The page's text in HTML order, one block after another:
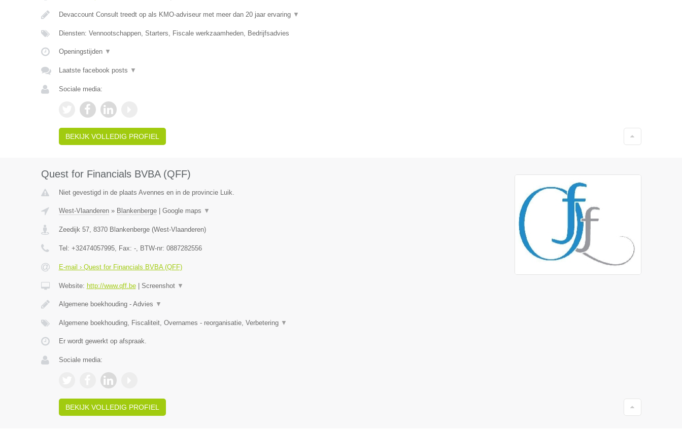
Devaccount Consult treedt op als KMO-adviseur met meer dan 20 jaar ervaring ▼
Diensten: Vennootschappen, Starters, Fiscale werkzaamheden, Bedrijfsadvies
Openingstijden ▼
Laatste facebook posts ▼
Sociale media:
BEKIJK VOLLEDIG PROFIEL
Quest for Financials BVBA (QFF)
Niet gevestigd in de plaats Avennes en in de provincie Luik.
West-Vlaanderen» Blankenberge| Google maps ▼
Zeedijk 57, 8370 Blankenberge(West-Vlaanderen)
Tel: +32474057995, Fax: -, BTW-nr: 0887282556
E-mail › Quest for Financials BVBA (QFF)
Website: http://www.qff.be| Screenshot ▼
Algemene boekhouding - Advies ▼
Algemene boekhouding, Fiscaliteit, Overnames - reorganisatie, Verbetering ▼
Er wordt gewerkt op afspraak.
Sociale media:
BEKIJK VOLLEDIG PROFIEL